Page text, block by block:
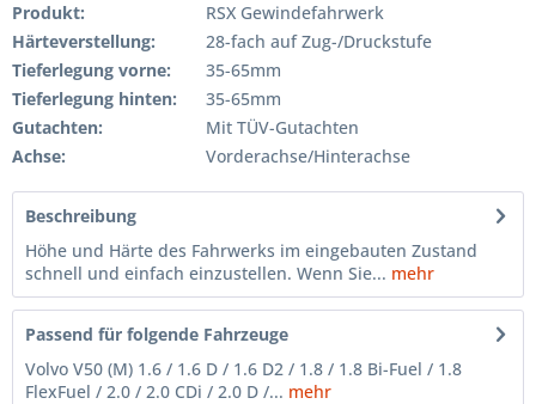
Produkt:
RSX Gewindefahrwerk
Härteverstellung:
28-fach auf Zug-/Druckstufe
Tieferlegung vorne:
35-65mm
Tieferlegung hinten:
35-65mm
Gutachten:
Mit TÜV-Gutachten
Achse:
Vorderachse/Hinterachse
Beschreibung
Höhe und Härte des Fahrwerks im eingebauten Zustand
schnell und einfach einzustellen. Wenn Sie... mehr
Passend für folgende Fahrzeuge
Volvo V50 (M) 1.6 / 1.6 D / 1.6 D2 / 1.8 / 1.8 Bi-Fuel / 1.8
FlexFuel / 2.0 / 2.0 CDi / 2.0 D /... mehr